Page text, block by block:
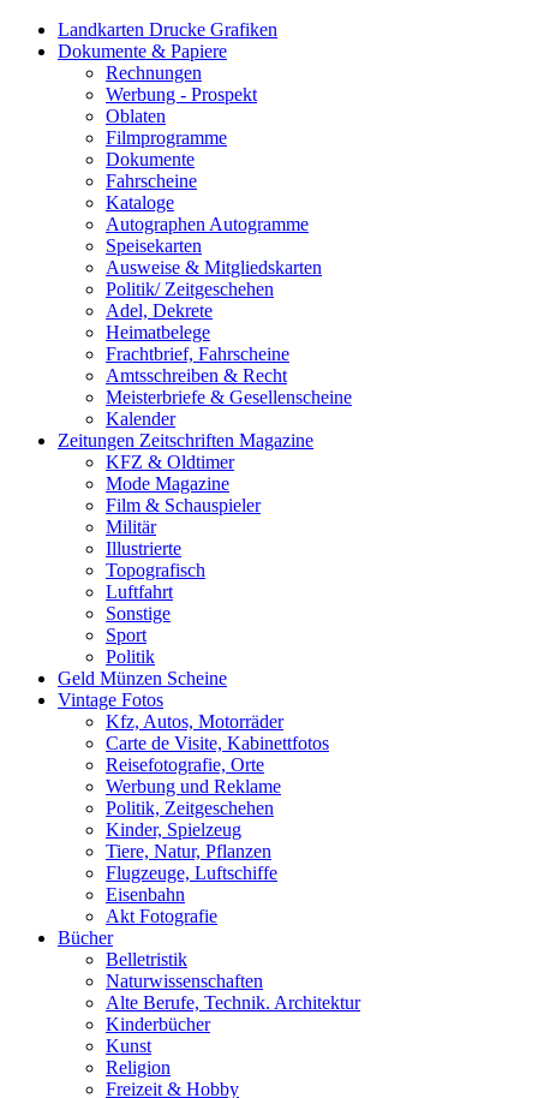
Landkarten Drucke Grafiken
Dokumente & Papiere
Rechnungen
Werbung - Prospekt
Oblaten
Filmprogramme
Dokumente
Fahrscheine
Kataloge
Autographen Autogramme
Speisekarten
Ausweise & Mitgliedskarten
Politik/ Zeitgeschehen
Adel, Dekrete
Heimatbelege
Frachtbrief, Fahrscheine
Amtsschreiben & Recht
Meisterbriefe & Gesellenscheine
Kalender
Zeitungen Zeitschriften Magazine
KFZ & Oldtimer
Mode Magazine
Film & Schauspieler
Militär
Illustrierte
Topografisch
Luftfahrt
Sonstige
Sport
Politik
Geld Münzen Scheine
Vintage Fotos
Kfz, Autos, Motorräder
Carte de Visite, Kabinettfotos
Reisefotografie, Orte
Werbung und Reklame
Politik, Zeitgeschehen
Kinder, Spielzeug
Tiere, Natur, Pflanzen
Flugzeuge, Luftschiffe
Eisenbahn
Akt Fotografie
Bücher
Belletristik
Naturwissenschaften
Alte Berufe, Technik. Architektur
Kinderbücher
Kunst
Religion
Freizeit & Hobby